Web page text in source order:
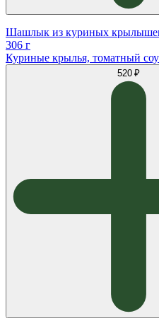
Шашлык из куриных
306 г
Куриные крылья, томатный
520 ₽